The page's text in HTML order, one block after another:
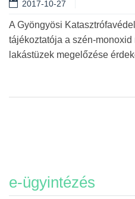
2017-10-27
A Gyöngyösi
tájékoztatója a szén-
lakástüzek megelőzése
e-ügyintézés